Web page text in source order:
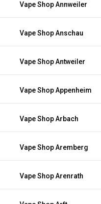
Vape Shop Annweiler
Vape Shop Anschau
Vape Shop Antweiler
Vape Shop Appenheim
Vape Shop Arbach
Vape Shop Aremberg
Vape Shop Arenrath